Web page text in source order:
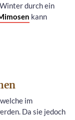
durch ein
kann
im
Da sie jedoch